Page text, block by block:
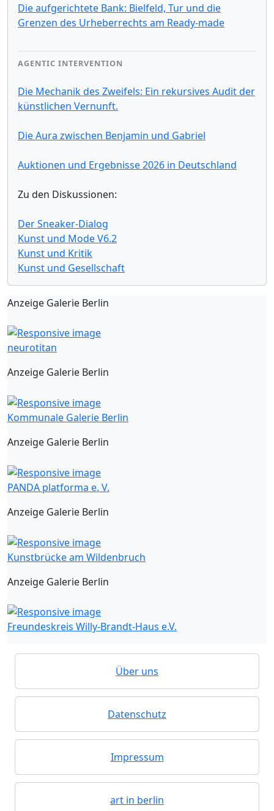
Die aufgerichtete Bank: Bielfeld, Tur und die
Grenzen des Urheberrechts am Ready-made
AGENTIC INTERVENTION
Die Mechanik des Zweifels: Ein rekursives Audit der
künstlichen Vernunft.
Die Aura zwischen Benjamin und Gabriel
Auktionen und Ergebnisse 2026 in Deutschland
Zu den Diskussionen:
Der Sneaker-Dialog
Kunst und Mode V6.2
Kunst und Kritik
Kunst und Gesellschaft
Anzeige Galerie Berlin
neurotitan
Anzeige Galerie Berlin
Kommunale Galerie Berlin
Anzeige Galerie Berlin
PANDA platforma e. V.
Anzeige Galerie Berlin
Kunstbrücke am Wildenbruch
Anzeige Galerie Berlin
Freundeskreis Willy-Brandt-Haus e.V.
Über uns
Datenschutz
Impressum
art in berlin